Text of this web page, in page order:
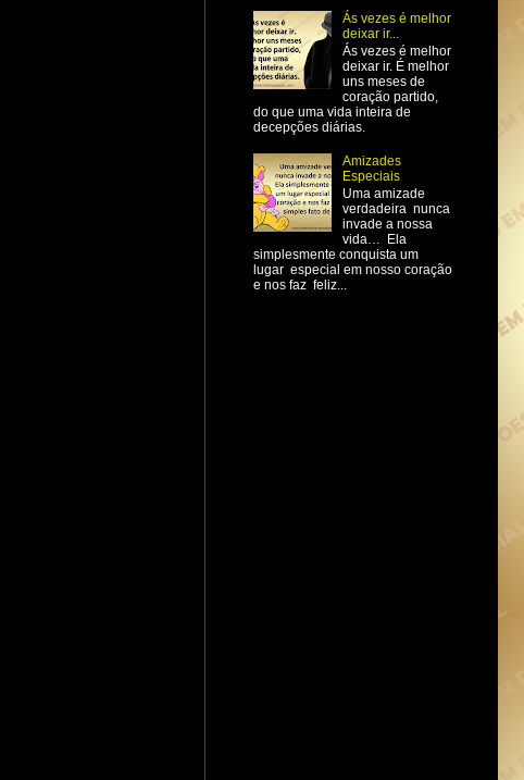
Ás vezes é melhor
deixar ir...
Ás vezes é melhor
deixar ir. É melhor
uns meses de
coração partido,
do que uma vida inteira de
decepções diárias.
Amizades
Especiais
Uma amizade
verdadeira nunca
invade a nossa
vida… Ela
simplesmente conquista um
lugar especial em nosso coração
e nos faz feliz...